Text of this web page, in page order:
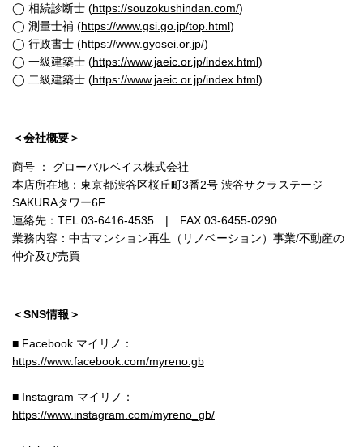
◯ 相続診断士 (https://souzokushindan.com/)
◯ 測量士補 (https://www.gsi.go.jp/top.html)
◯ 行政書士 (https://www.gyosei.or.jp/)
◯ 一級建築士 (https://www.jaeic.or.jp/index.html)
◯ 二級建築士 (https://www.jaeic.or.jp/index.html)
＜会社概要＞
商号 ： グローバルベイス株式会社
本店所在地：東京都渋谷区桜丘町3番2号 渋谷サクラステージ
SAKURAタワー6F
連絡先：TEL 03-6416-4535 | FAX 03-6455-0290
業務内容：中古マンション再生（リノベーション）事業/不動産の
仲介及び売買
＜SNS情報＞
■ Facebook マイリノ：
https://www.facebook.com/myreno.gb
■ Instagram マイリノ：
https://www.instagram.com/myreno_gb/